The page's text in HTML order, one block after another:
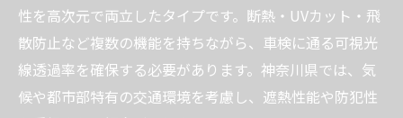
性を高次元で両立したタイプです。断熱・UVカット・飛
散防止など複数の機能を持ちながら、車検に通る可視光
線透過率を確保する必要があります。神奈川県では、気
候や都市部特有の交通環境を考慮し、遮熱性能や防犯性